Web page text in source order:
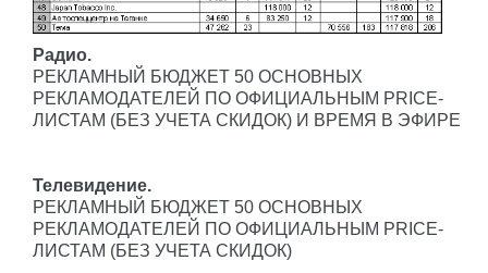
Радио.
РЕКЛАМНЫЙ БЮДЖЕТ 50 ОСНОВНЫХ
РЕКЛАМОДАТЕЛЕЙ ПО ОФИЦИАЛЬНЫМ PRICE-
ЛИСТАМ (БЕЗ УЧЕТА СКИДОК) И ВРЕМЯ В ЭФИРЕ
Телевидение.
РЕКЛАМНЫЙ БЮДЖЕТ 50 ОСНОВНЫХ
РЕКЛАМОДАТЕЛЕЙ ПО ОФИЦИАЛЬНЫМ PRICE-
ЛИСТАМ (БЕЗ УЧЕТА СКИДОК)